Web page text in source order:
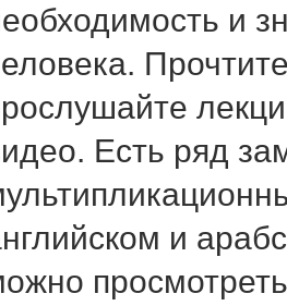
и
Есть ряд
и